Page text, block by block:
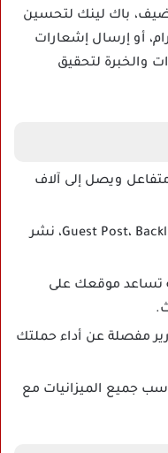
باك لينك لتحسين
أو إرسال إشعارات
والخبرة لتحقيق
ويصل إلى آلاف
نقدم Guest Post، Backlink، نشر
تساعد موقعك على
مفصلة عن أداء حملتك
جميع الميزانيات مع